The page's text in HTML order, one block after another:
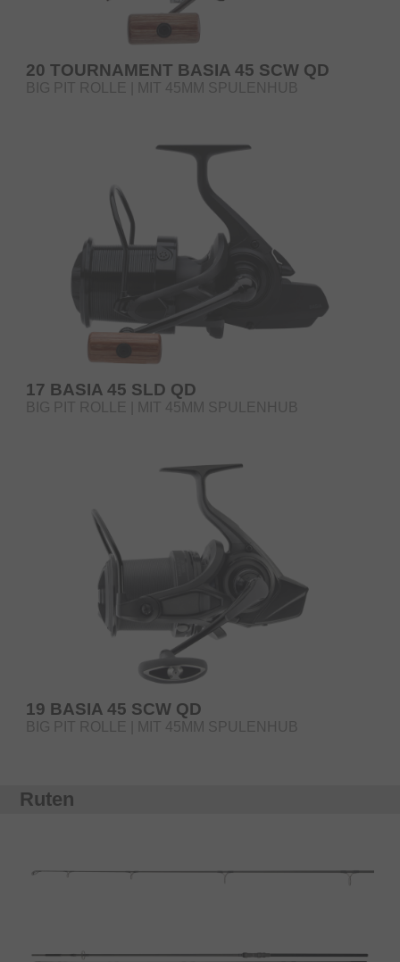
20 TOURNAMENT BASIA 45 SCW QD
BIG PIT ROLLE | MIT 45MM SPULENHUB
17 BASIA 45 SLD QD
BIG PIT ROLLE | MIT 45MM SPULENHUB
19 BASIA 45 SCW QD
BIG PIT ROLLE | MIT 45MM SPULENHUB
Ruten